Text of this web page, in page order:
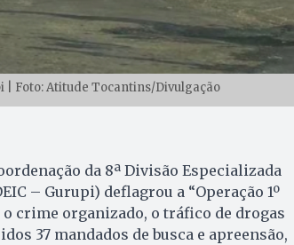
| Foto: Atitude Tocantins/Divulgação
da 8ª Divisão Especializada
– Gurupi) deflagrou a “Operação 1º
o crime organizado, o tráfico de drogas
37 mandados de busca e apreensão,